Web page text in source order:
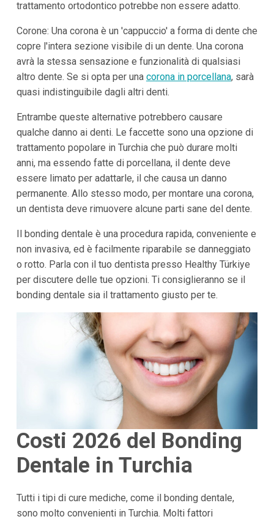
trattamento ortodontico potrebbe non essere adatto.
Corone: Una corona è un 'cappuccio' a forma di dente che
copre l'intera sezione visibile di un dente. Una corona
avrà la stessa sensazione e funzionalità di qualsiasi
altro dente. Se si opta per una corona in porcellana, sarà
quasi indistinguibile dagli altri denti.
Entrambe queste alternative potrebbero causare
qualche danno ai denti. Le faccette sono una opzione di
trattamento popolare in Turchia che può durare molti
anni, ma essendo fatte di porcellana, il dente deve
essere limato per adattarle, il che causa un danno
permanente. Allo stesso modo, per montare una corona,
un dentista deve rimuovere alcune parti sane del dente.
Il bonding dentale è una procedura rapida, conveniente e
non invasiva, ed è facilmente riparabile se danneggiato
o rotto. Parla con il tuo dentista presso Healthy Türkiye
per discutere delle tue opzioni. Ti consiglieranno se il
bonding dentale sia il trattamento giusto per te.
Costi 2026 del Bonding
Dentale in Turchia
Tutti i tipi di cure mediche, come il bonding dentale,
sono molto convenienti in Turchia. Molti fattori